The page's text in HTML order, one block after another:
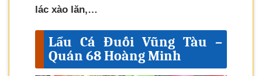
lác xào lăn,…
Lẩu Cá Đuối Vũng Tàu –
Quán 68 Hoàng Minh